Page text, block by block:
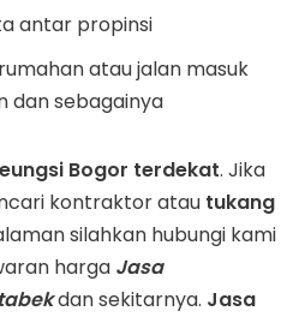
antar propinsi
atau jalan masuk
dan sebagainya
Bogor terdekat. Jika
kontraktor atau tukang
silahkan hubungi kami
harga Jasa
dan sekitarnya. Jasa